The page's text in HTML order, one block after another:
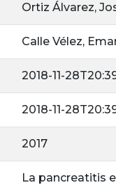
Ortiz Álvarez,
Calle Vélez,
2018-11-
2018-11-
2017
La pancreatitis